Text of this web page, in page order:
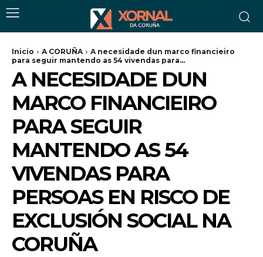
Inicio A CORUÑA
A necesidade dun marco financieiro
para seguir mantendo as 54 vivendas para...
A NECESIDADE DUN
MARCO FINANCIEIRO
PARA SEGUIR
MANTENDO AS 54
VIVENDAS PARA
PERSOAS EN RISCO DE
EXCLUSIÓN SOCIAL NA
CORUÑA